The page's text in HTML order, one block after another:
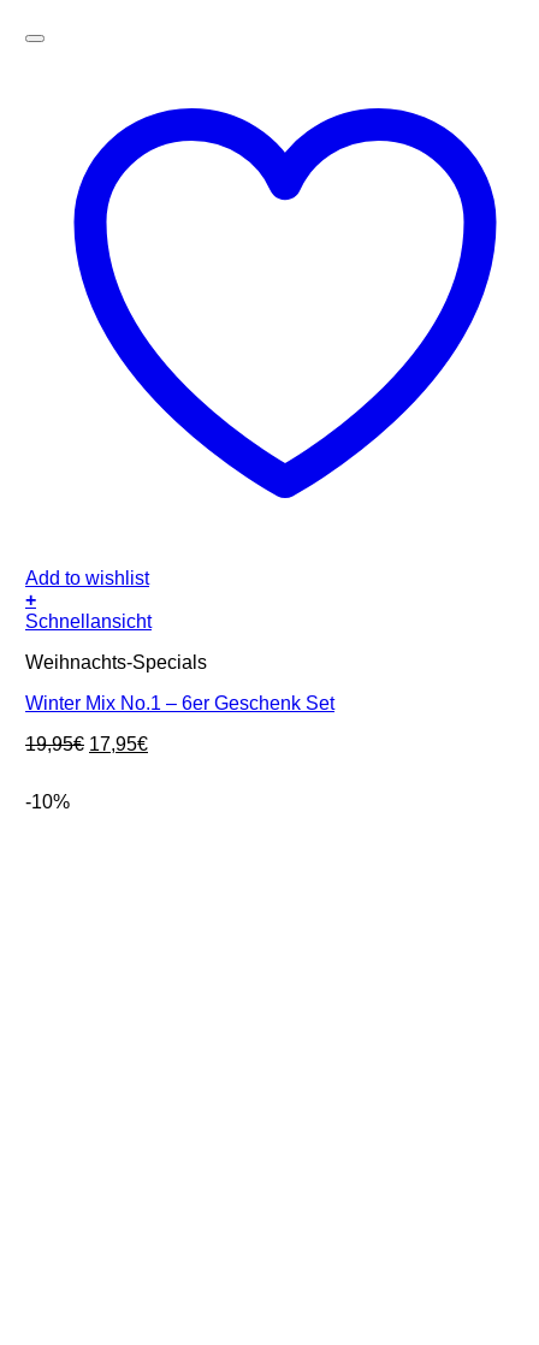
Add to wishlist
+
Schnellansicht
Weihnachts-Specials
Winter Mix No.1 – 6er Geschenk Set
19,95€ Ursprünglicher
17,95€Aktueller
-10%